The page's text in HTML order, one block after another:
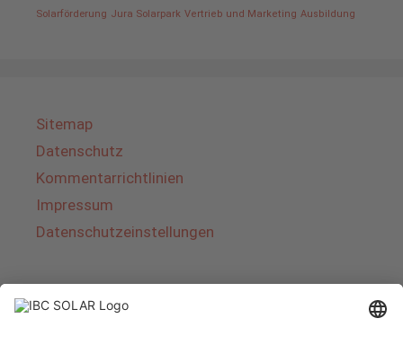
Solarförderung Jura Solarpark Vertrieb und Marketing Ausbildung
Sitemap
Datenschutz
Kommentarrichtlinien
Impressum
Datenschutzeinstellungen
Über IBC SOLAR